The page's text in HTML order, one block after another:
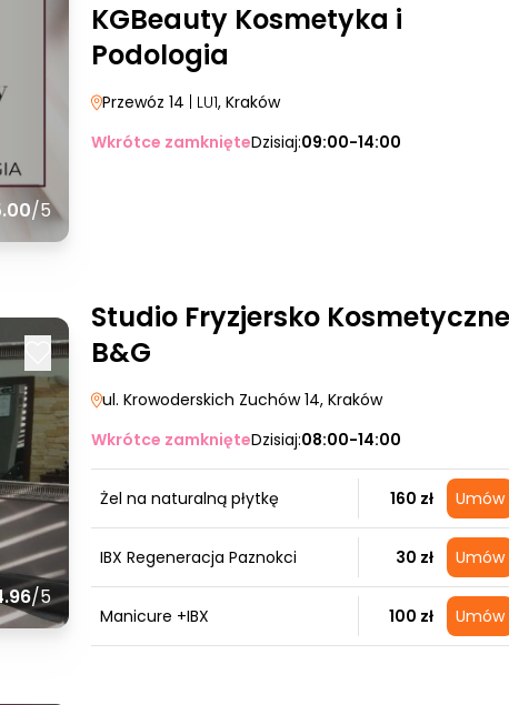
/5
KGBeauty Kosmetyka i
Podologia
Przewóz 14 | LU1, Kraków
Wkrótce zamknięteDzisiaj:09:00-14:00
/5
Studio Fryzjersko Kosmetyczne
B&G
ul. Krowoderskich Zuchów 14, Kraków
Wkrótce zamknięteDzisiaj:08:00-14:00
Żel na naturalną płytkę 160 zł Umów
IBX Regeneracja Paznokci 30 zł Umów
Manicure +IBX 100 zł Umów